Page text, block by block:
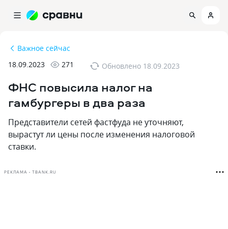
Важное сейчас
18.09.2023
271 Обновлено 18.09.2023
ФНС повысила налог на
гамбургеры в два раза
Представители сетей фастфуда не уточняют,
вырастут ли цены после изменения налоговой
ставки.
РЕКЛАМА • TBANK.RU